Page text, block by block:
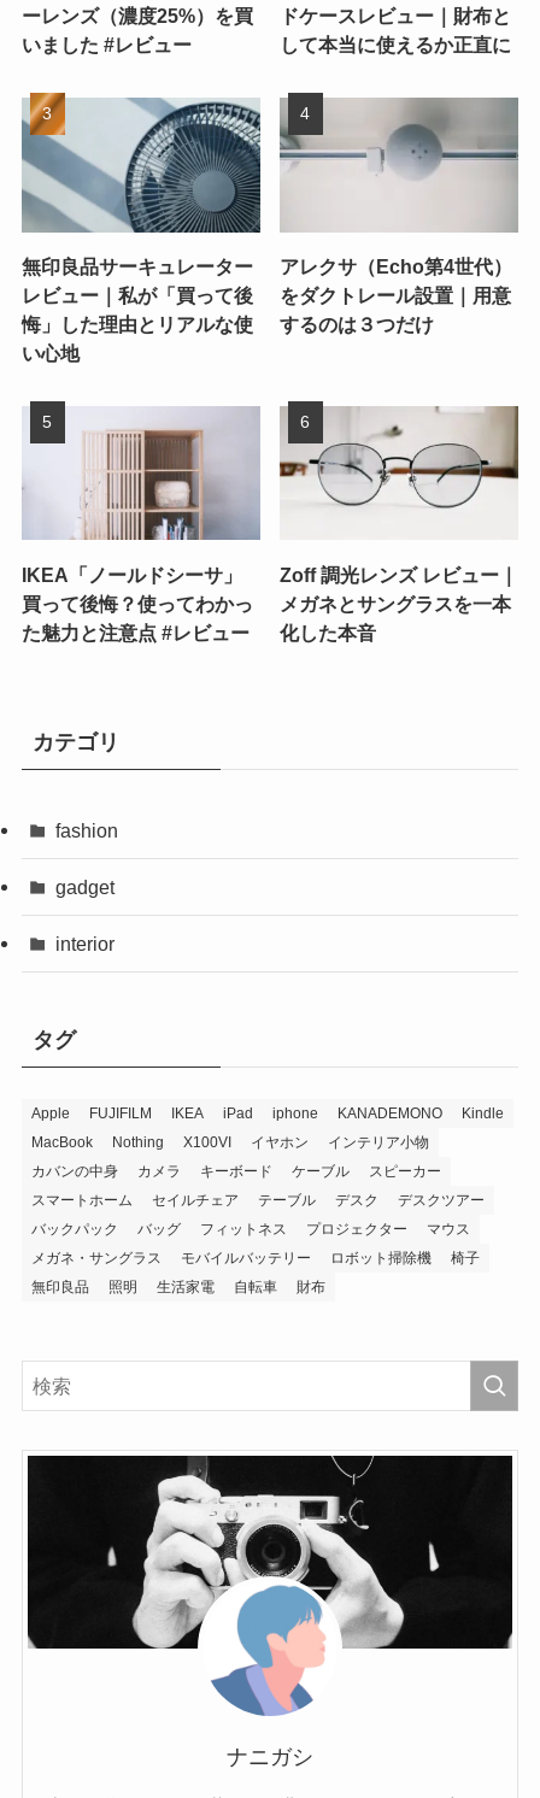
ーレンズ（濃度25%）を買
いました #レビュー
ドケースレビュー｜財布と
して本当に使えるか正直に
無印良品サーキュレーター
レビュー｜私が「買って後
悔」した理由とリアルな使
い心地
アレクサ（Echo第4世代）
をダクトレール設置｜用意
するのは３つだけ
IKEA「ノールドシーサ」
買って後悔？使ってわかっ
た魅力と注意点 #レビュー
Zoff 調光レンズ レビュー｜
メガネとサングラスを一本
化した本音
カテゴリ
fashion
gadget
interior
タグ
Apple FUJIFILM IKEA iPad iphone KANADEMONO
Kindle
MacBook
Nothing X100VI イヤホン
インテリア小物
カバンの中身
カメラ キーボード ケーブル
スピーカー
スマートホーム
セイルチェア テーブル デスク
デスクツアー
バックパック
バッグ フィットネス プロジェクター
マウス
メガネ・サングラス
モバイルバッテリー ロボット掃除機
椅子
無印良品
照明 生活家電 自転車 財布
ナニガシ